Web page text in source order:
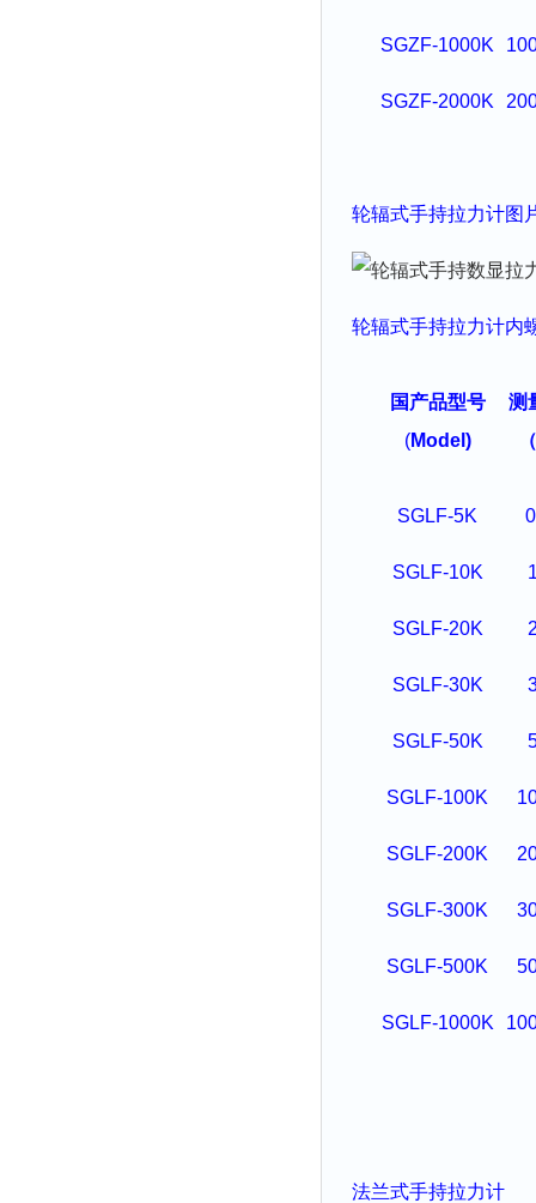
SGZF-1000K
SGZF-2000K
轮辐式手持拉力计图
轮辐式手持拉力计内
国产品型号
(Model)
测
SGLF-5K
SGLF-10K
SGLF-20K
SGLF-30K
SGLF-50K
SGLF-100K
SGLF-200K
SGLF-300K
SGLF-500K
SGLF-1000K
法兰式手持拉力计